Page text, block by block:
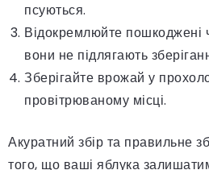
псуються.
Відокремлюйте пошкоджені
вони не підлягають
Зберігайте врожай у
провітрюваному місці.
Акуратний збір та правильне
того, що ваші яблука